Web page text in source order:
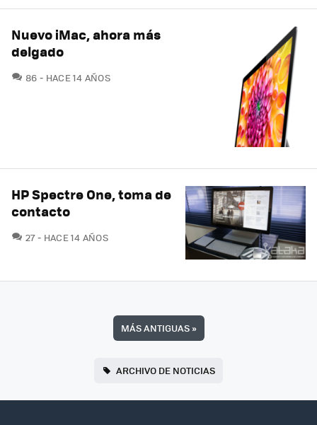
Nuevo iMac, ahora más
delgado
86 COMENTARIOS
HACE 14 AÑOS
HP Spectre One, toma de
contacto
27COMENTARIOS
HACE 14 AÑOS
MÁS ANTIGUAS»
ARCHIVO DE NOTICIAS